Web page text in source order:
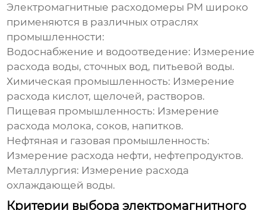
Электромагнитные расходомеры PM широко
применяются в различных отраслях
промышленности:
Водоснабжение и водоотведение: Измерение
расхода воды, сточных вод, питьевой воды.
Химическая промышленность: Измерение
расхода кислот, щелочей, растворов.
Пищевая промышленность: Измерение
расхода молока, соков, напитков.
Нефтяная и газовая промышленность:
Измерение расхода нефти, нефтепродуктов.
Металлургия: Измерение расхода
охлаждающей воды.
Критерии выбора электромагнитного